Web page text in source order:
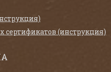
(инструкция)